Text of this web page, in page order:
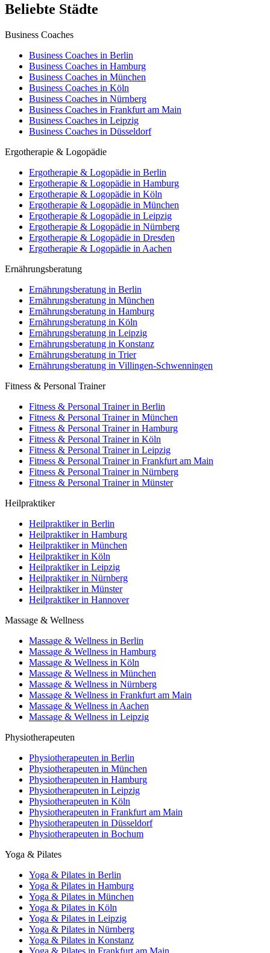
Beliebte Städte
Business Coaches
Business Coaches in Berlin
Business Coaches in Hamburg
Business Coaches in München
Business Coaches in Köln
Business Coaches in Nürnberg
Business Coaches in Frankfurt am Main
Business Coaches in Leipzig
Business Coaches in Düsseldorf
Ergotherapie & Logopädie
Ergotherapie & Logopädie in Berlin
Ergotherapie & Logopädie in Hamburg
Ergotherapie & Logopädie in Köln
Ergotherapie & Logopädie in München
Ergotherapie & Logopädie in Leipzig
Ergotherapie & Logopädie in Nürnberg
Ergotherapie & Logopädie in Dresden
Ergotherapie & Logopädie in Aachen
Ernährungsberatung
Ernährungsberatung in Berlin
Ernährungsberatung in München
Ernährungsberatung in Hamburg
Ernährungsberatung in Köln
Ernährungsberatung in Leipzig
Ernährungsberatung in Konstanz
Ernährungsberatung in Trier
Ernährungsberatung in Villingen-Schwenningen
Fitness & Personal Trainer
Fitness & Personal Trainer in Berlin
Fitness & Personal Trainer in München
Fitness & Personal Trainer in Hamburg
Fitness & Personal Trainer in Köln
Fitness & Personal Trainer in Leipzig
Fitness & Personal Trainer in Frankfurt am Main
Fitness & Personal Trainer in Nürnberg
Fitness & Personal Trainer in Münster
Heilpraktiker
Heilpraktiker in Berlin
Heilpraktiker in Hamburg
Heilpraktiker in München
Heilpraktiker in Köln
Heilpraktiker in Leipzig
Heilpraktiker in Nürnberg
Heilpraktiker in Münster
Heilpraktiker in Hannover
Massage & Wellness
Massage & Wellness in Berlin
Massage & Wellness in Hamburg
Massage & Wellness in Köln
Massage & Wellness in München
Massage & Wellness in Nürnberg
Massage & Wellness in Frankfurt am Main
Massage & Wellness in Aachen
Massage & Wellness in Leipzig
Physiotherapeuten
Physiotherapeuten in Berlin
Physiotherapeuten in München
Physiotherapeuten in Hamburg
Physiotherapeuten in Leipzig
Physiotherapeuten in Köln
Physiotherapeuten in Frankfurt am Main
Physiotherapeuten in Düsseldorf
Physiotherapeuten in Bochum
Yoga & Pilates
Yoga & Pilates in Berlin
Yoga & Pilates in Hamburg
Yoga & Pilates in München
Yoga & Pilates in Köln
Yoga & Pilates in Leipzig
Yoga & Pilates in Nürnberg
Yoga & Pilates in Konstanz
Yoga & Pilates in Frankfurt am Main